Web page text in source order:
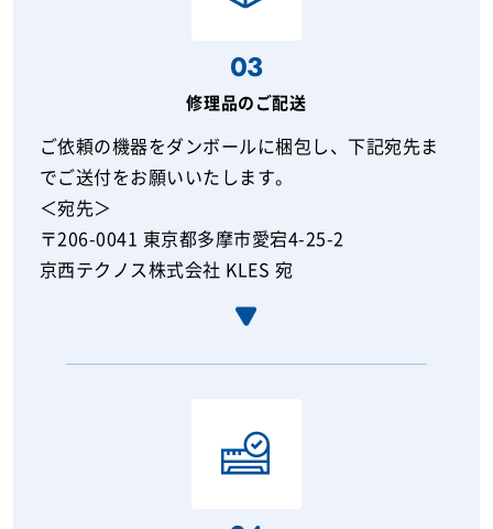
03
修理品のご配送
ご依頼の機器をダンボールに梱包し、下記宛先ま
でご送付をお願いいたします。
＜宛先＞
〒206-0041 東京都多摩市愛宕4-25-2
京西テクノス株式会社 KLES 宛